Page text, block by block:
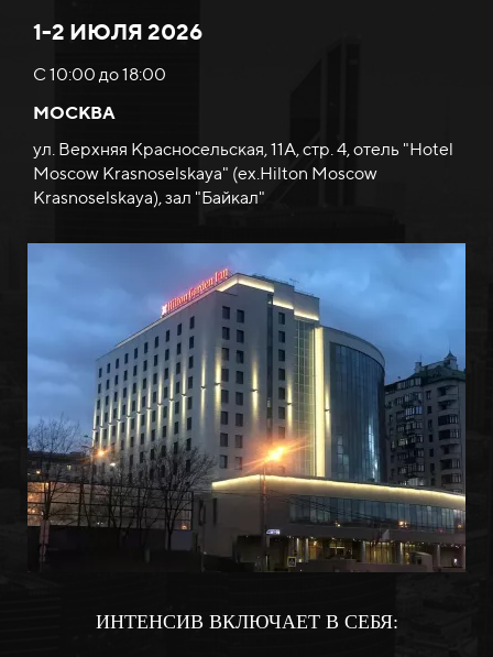
1-2 ИЮЛЯ 2026
С 10:00 до 18:00
МОСКВА
ул. Верхняя Красносельская, 11А, стр. 4, отель "Hotel
Moscow Krasnoselskaya" (ex.Hilton Moscow
Krasnoselskaya), зал "Байкал"
ИНТЕНСИВ ВКЛЮЧАЕТ В СЕБЯ: